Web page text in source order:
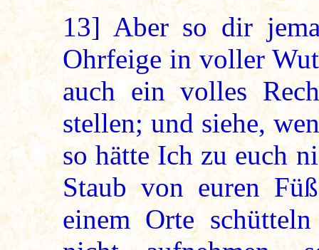
13] Aber so dir
Ohrfeige in voller
auch ein volles
stellen; und siehe,
so hätte Ich zu euch
Staub von euren
einem Orte